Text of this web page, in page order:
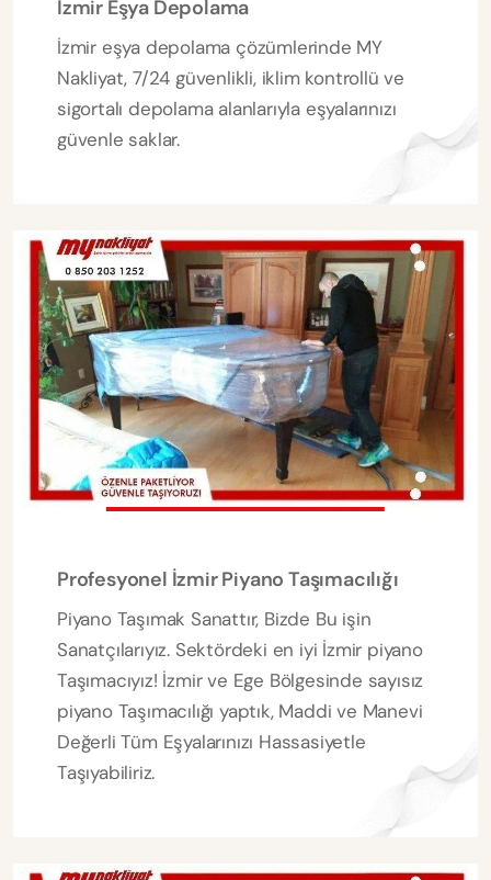
İzmir Eşya Depolama
İzmir eşya depolama çözümlerinde MY
Nakliyat, 7/24 güvenlikli, iklim kontrollü ve
sigortalı depolama alanlarıyla eşyalarınızı
güvenle saklar.
Profesyonel İzmir Piyano Taşımacılığı
Piyano Taşımak Sanattır, Bizde Bu işin
Sanatçılarıyız. Sektördeki en iyi İzmir piyano
Taşımacıyız! İzmir ve Ege Bölgesinde sayısız
piyano Taşımacılığı yaptık, Maddi ve Manevi
Değerli Tüm Eşyalarınızı Hassasiyetle
Taşıyabiliriz.